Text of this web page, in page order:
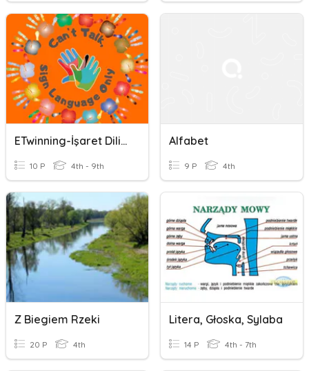
ETwinning-İşaret Dili Alfabesi
10 P 4th - 9th
Alfabet
9 P 4th
Z Biegiem Rzeki
20 P 4th
Litera, Głoska, Sylaba
14 P 4th - 7th